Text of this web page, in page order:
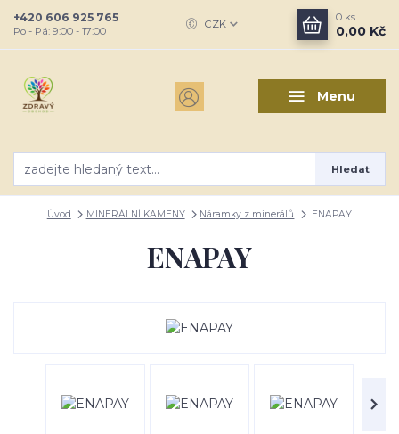
Menu
CZK
Hledat
+420 606 925 765
Po - Pá: 9:00 - 17:00
0 ks
0,00 Kč
Úvod MINERÁLNÍ KAMENY Náramky z minerálů ENAPAY
ENAPAY